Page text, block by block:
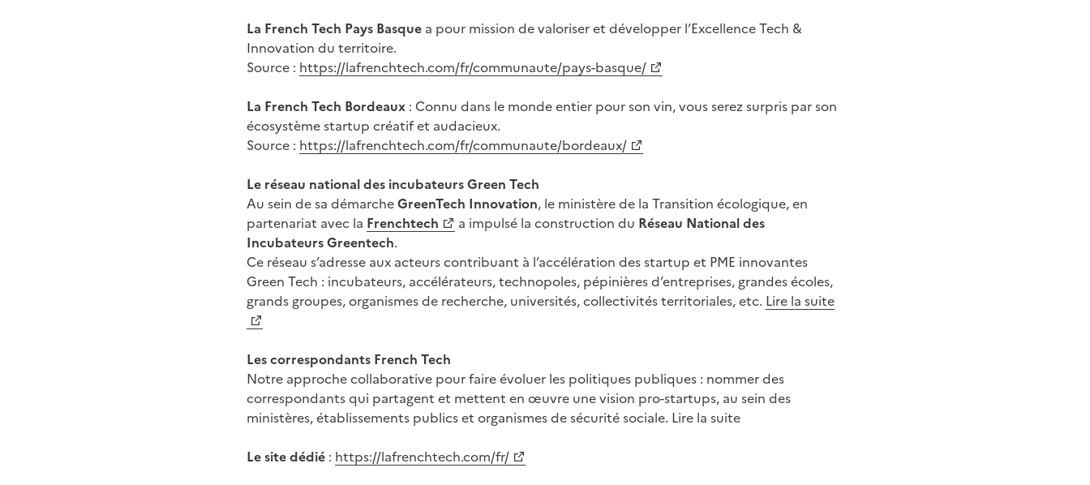
La French Tech Pays Basque a pour mission de valoriser et développer l’Excellence Tech &
Innovation du territoire.
Source : https://lafrenchtech.com/fr/communaute/pays-basque/
La French Tech Bordeaux : Connu dans le monde entier pour son vin, vous serez surpris par son
écosystème startup créatif et audacieux.
Source : https://lafrenchtech.com/fr/communaute/bordeaux/
Le réseau national des incubateurs Green Tech
Au sein de sa démarcheGreenTech Innovation, le ministère de la Transition écologique, en
partenariat avec la Frenchtech a impulsé la construction du Réseau National des
Incubateurs Greentech.
Ce réseau s’adresse aux acteurs contribuant à l’accélération des startup et PME innovantes
Green Tech : incubateurs, accélérateurs, technopoles, pépinières d’entreprises, grandes écoles,
grands groupes, organismes de recherche, universités, collectivités territoriales, etc. Lire la suite
Les correspondants French Tech
Notre approche collaborative pour faire évoluer les politiques publiques : nommer des
correspondants qui partagent et mettent en œuvre une vision pro-startups, au sein des
ministères, établissements publics et organismes de sécurité sociale. Lire la suite
Le site dédié : https://lafrenchtech.com/fr/